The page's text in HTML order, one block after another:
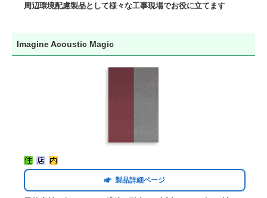
周辺環境配慮製品として様々な工事現場でお役に立てます
Imagine Acoustic Magic
製品詳細ページ